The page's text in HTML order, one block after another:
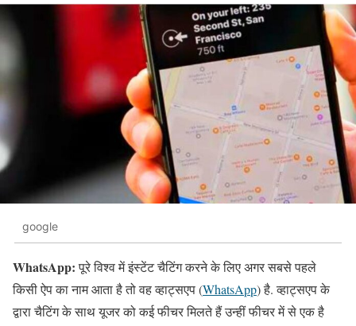
google
WhatsApp:पूरे विश्व में इंस्टेंट चैटिंग करने के लिए अगर सबसे पहले
किसी ऐप का नाम आता है तो वह व्हाट्सएप (WhatsApp) है. व्हाट्सएप के
द्वारा चैटिंग के साथ यूजर को कई फीचर मिलते हैं उन्हीं फीचर में से एक है